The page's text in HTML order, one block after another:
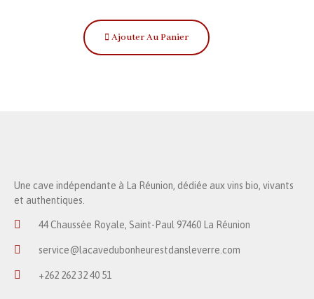
Ajouter Au Panier
Une cave indépendante à La Réunion, dédiée aux vins bio, vivants
et authentiques.
44 Chaussée Royale, Saint-Paul 97460 La Réunion
service@lacavedubonheurestdansleverre.com
+262 262 32 40 51